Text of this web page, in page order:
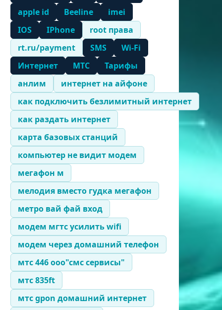
apple id
Beeline
imei
IOS
IPhone
root права
rt.ru/payment
SMS
Wi-Fi
Интернет
МТС
Тарифы
анлим
интернет на айфоне
как подключить безлимитный интернет
как раздать интернет
карта базовых станций
компьютер не видит модем
мегафон м
мелодия вместо гудка мегафон
метро вай фай вход
модем мгтс усилить wifi
модем через домашний телефон
мтс 446 ооо"смс сервисы"
мтс 835ft
мтс gpon домашний интернет